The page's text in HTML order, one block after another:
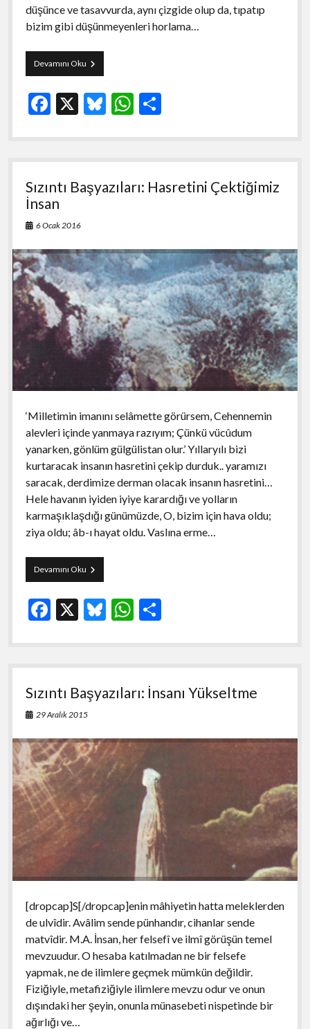
düşünce ve tasavvurda, aynı çizgide olup da, tıpatıp
bizim gibi düşünmeyenleri horlama…
Devamını OkuSızıntı
Başyazıları:
Saygı
F
b
o
o
k
X Bl
ky
W
s
A
S
e
Sızıntı Başyazıları: Hasretini Çektiğimiz
İnsan
6 Ocak 2016
‘Milletimin imanını selâmette görürsem, Cehennemin
alevleri içinde yanmaya razıyım; Çünkü vücûdum
yanarken, gönlüm gülgülistan olur.’ Yıllaryılı bizi
kurtaracak insanın hasretini çekip durduk.. yaramızı
saracak, derdimize derman olacak insanın hasretini…
Hele havanın iyiden iyiye karardığı ve yolların
karmaşıklaşdığı günümüzde, O, bizim için hava oldu;
ziya oldu; âb-ı hayat oldu. Vaslına erme…
Devamını OkuSızıntı
Başyazıları:
Çektiğimiz
İnsan
F
b
o
o
k
X Bl
ky
W
s
A
p
S
e
Sızıntı Başyazıları: İnsanı Yükseltme
29 Aralık 2015
[dropcap]S[/dropcap]enin mâhiyetin hatta meleklerden
de ulvîdir. Avâlim sende pünhandır, cihanlar sende
matvîdir. M.A. İnsan, her felsefî ve ilmî görüşün temel
mevzuudur. O hesaba katılmadan ne bir felsefe
yapmak, ne de ilimlere geçmek mümkün değildir.
Fiziğiyle, metafiziğiyle ilimlere mevzu odur ve onun
dışındaki her şeyin, onunla münasebeti nispetinde bir
ağırlığı ve…